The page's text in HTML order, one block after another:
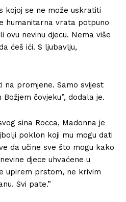
kojoj se ne može uskratiti
humanitarna vrata potpuno
nevinu djecu. Nema više
ćeš ići. S ljubavlju,
na promjene. Samo svijest
čovjeku”, dodala je.
sina Rocca, Madonna je
poklon koji mu mogu dati
da učine sve što mogu kako
djece uhvaćene u
upirem prstom, ne krivim
Svi pate.”